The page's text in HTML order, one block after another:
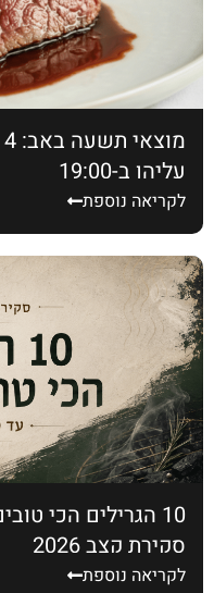
עליהן ב-19:00
לקריאה נוספת
סקירת קצב 2026
לקריאה נוספת